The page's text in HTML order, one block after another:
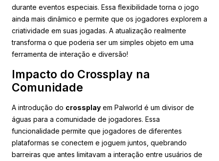
durante eventos especiais. Essa flexibilidade torna o jogo
ainda mais dinâmico e permite que os jogadores explorem a
criatividade em suas jogadas. A atualização realmente
transforma o que poderia ser um simples objeto em uma
ferramenta de interação e diversão!
Impacto do Crossplay na
Comunidade
A introdução do crossplay em Palworld é um divisor de
águas para a comunidade de jogadores. Essa
funcionalidade permite que jogadores de diferentes
plataformas se conectem e joguem juntos, quebrando
barreiras que antes limitavam a interação entre usuários de